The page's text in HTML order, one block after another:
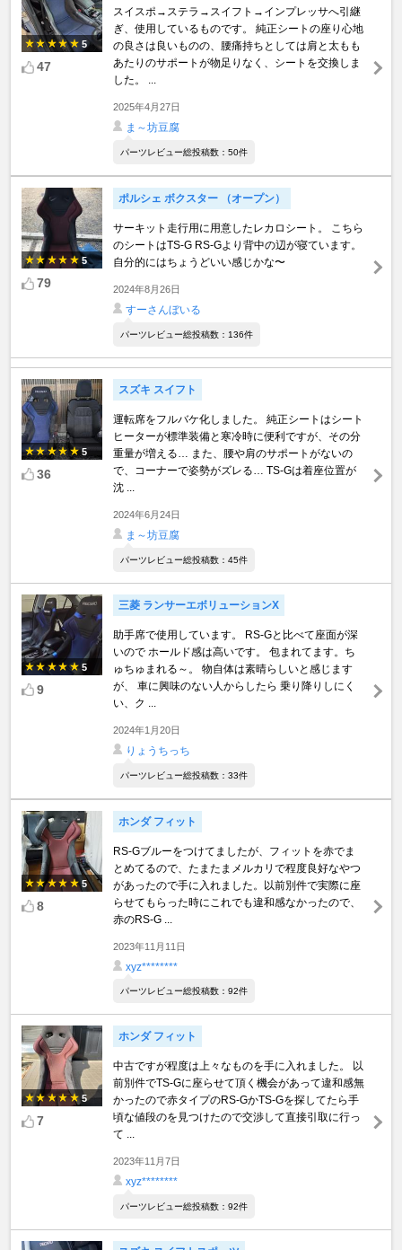
5
47
スイスポ→ステラ→スイフト→インプレッサへ引継
ぎ、使用しているものです。 純正シートの座り心地
の良さは良いものの、腰痛持ちとしては肩と太もも
あたりのサポートが物足りなく、シートを交換しま
した。 ...
2025年4月27日
ま～坊豆腐
パーツレビュー総投稿数：50件
5
79
ポルシェ ボクスター （オープン）
サーキット走行用に用意したレカロシート。 こちら
のシートはTS-G RS-Gより背中の辺が寝ています。
自分的にはちょうどいい感じかな〜
2024年8月26日
すーさんぼいる
パーツレビュー総投稿数：136件
5
36
スズキ スイフト
運転席をフルバケ化しました。 純正シートはシート
ヒーターが標準装備と寒冷時に便利ですが、その分
重量が増える… また、腰や肩のサポートがないの
で、コーナーで姿勢がズレる… TS-Gは着座位置が
沈 ...
2024年6月24日
ま～坊豆腐
パーツレビュー総投稿数：45件
5
9
三菱 ランサーエボリューションX
助手席で使用しています。 RS-Gと比べて座面が深
いので ホールド感は高いです。 包まれてます。ち
ゅちゅまれる～。 物自体は素晴らしいと感じます
が、 車に興味のない人からしたら 乗り降りしにく
い、ク ...
2024年1月20日
りょうちっち
パーツレビュー総投稿数：33件
5
8
ホンダ フィット
RS-Gブルーをつけてましたが、フィットを赤でま
とめてるので、たまたまメルカリで程度良好なやつ
があったので手に入れました。以前別件で実際に座
らせてもらった時にこれでも違和感なかったので、
赤のRS-G ...
2023年11月11日
xyz********
パーツレビュー総投稿数：92件
5
7
ホンダ フィット
中古ですが程度は上々なものを手に入れました。 以
前別件でTS-Gに座らせて頂く機会があって違和感無
かったので赤タイプのRS-GかTS-Gを探してたら手
頃な値段のを見つけたので交渉して直接引取に行っ
て ...
2023年11月7日
xyz********
パーツレビュー総投稿数：92件